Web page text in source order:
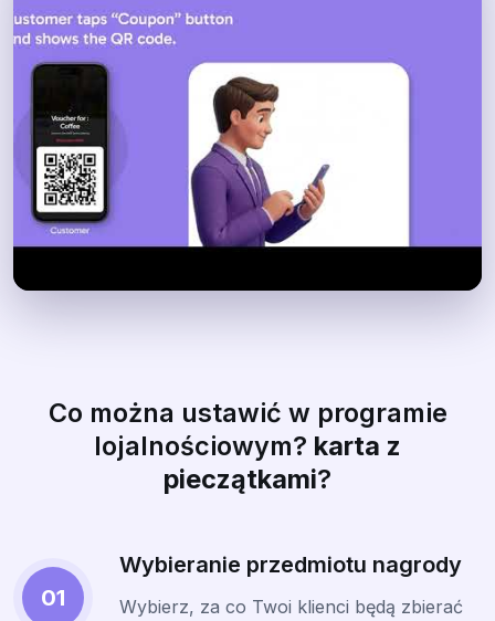
Co można ustawić w programie
lojalnościowym? karta z
pieczątkami?
01
Wybieranie przedmiotu nagrody
Wybierz, za co Twoi klienci będą zbierać